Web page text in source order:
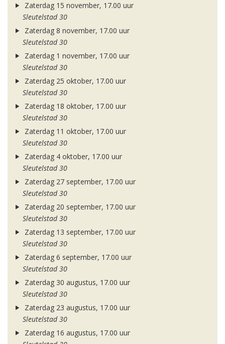
Zaterdag 15 november, 17.00 uur
Sleutelstad 30
Zaterdag 8 november, 17.00 uur
Sleutelstad 30
Zaterdag 1 november, 17.00 uur
Sleutelstad 30
Zaterdag 25 oktober, 17.00 uur
Sleutelstad 30
Zaterdag 18 oktober, 17.00 uur
Sleutelstad 30
Zaterdag 11 oktober, 17.00 uur
Sleutelstad 30
Zaterdag 4 oktober, 17.00 uur
Sleutelstad 30
Zaterdag 27 september, 17.00 uur
Sleutelstad 30
Zaterdag 20 september, 17.00 uur
Sleutelstad 30
Zaterdag 13 september, 17.00 uur
Sleutelstad 30
Zaterdag 6 september, 17.00 uur
Sleutelstad 30
Zaterdag 30 augustus, 17.00 uur
Sleutelstad 30
Zaterdag 23 augustus, 17.00 uur
Sleutelstad 30
Zaterdag 16 augustus, 17.00 uur